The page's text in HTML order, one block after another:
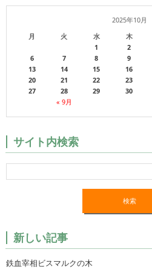
2025年10月
月
火 水 木
« 9月
1 2
6
7 8 9
13
14 15 16
20
21 22 23
27
28 29 30
サイト内検索
新しい記事
鉄血宰相ビスマルクの木